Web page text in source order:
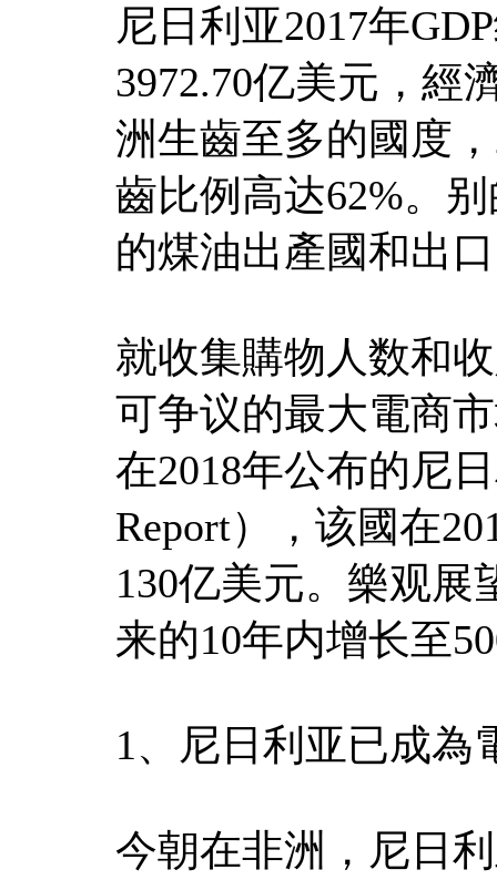
尼日利亚2017年
3972.70亿美元，經
洲生齒至多的國度
齒比例高达62%。
的煤油出產國和出
就收集購物人数和
可争议的最大電商
在2018年公布的尼
Report），该國在
130亿美元。樂观
来的10年内增长至
1、尼日利亚已成為
今朝在非洲，尼日